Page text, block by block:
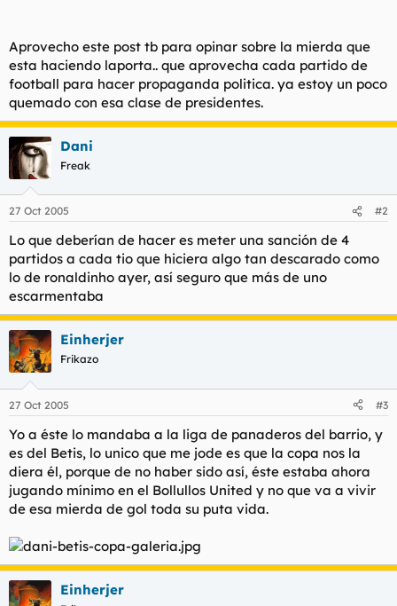
Aprovecho este post tb para opinar sobre la mierda que
esta haciendo laporta.. que aprovecha cada partido de
football para hacer propaganda politica. ya estoy un poco
quemado con esa clase de presidentes.
Dani
Freak
27 Oct 2005 #2
Lo que deberían de hacer es meter una sanción de 4
partidos a cada tio que hiciera algo tan descarado como
lo de ronaldinho ayer, así seguro que más de uno
escarmentaba
Einherjer
Frikazo
27 Oct 2005 #3
Yo a éste lo mandaba a la liga de panaderos del barrio, y
es del Betis, lo unico que me jode es que la copa nos la
diera él, porque de no haber sido así, éste estaba ahora
jugando mínimo en el Bollullos United y no que va a vivir
de esa mierda de gol toda su puta vida.
Einherjer